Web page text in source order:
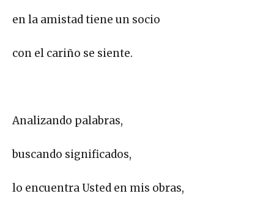
en la amistad tiene un socio
con el cariño se siente.
Analizando palabras,
buscando significados,
lo encuentra Usted en mis obras,